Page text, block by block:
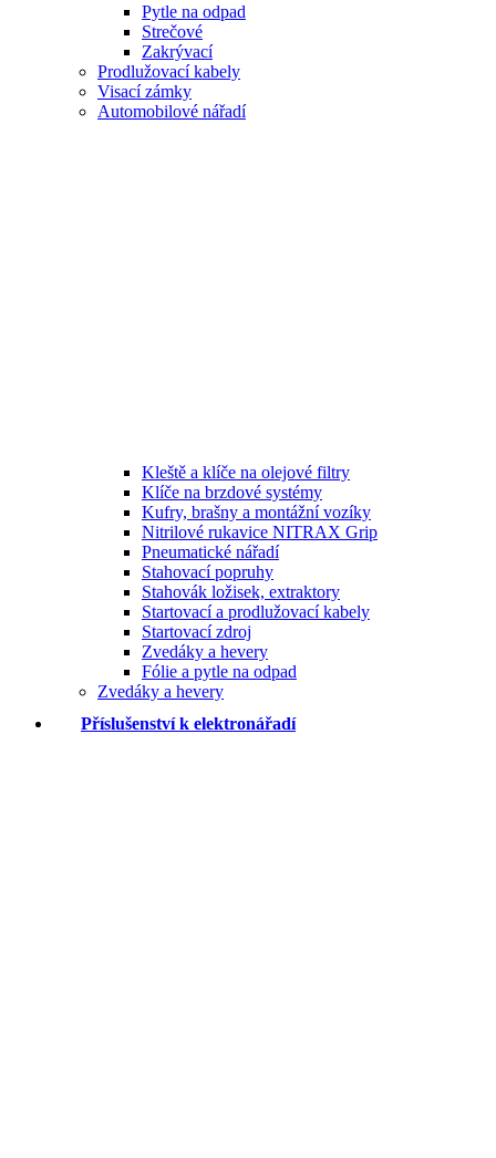
Pytle na odpad
Strečové
Zakrývací
Prodlužovací kabely
Visací zámky
Automobilové nářadí
Kleště a klíče na olejové filtry
Klíče na brzdové systémy
Kufry, brašny a montážní vozíky
Nitrilové rukavice NITRAX Grip
Pneumatické nářadí
Stahovací popruhy
Stahovák ložisek, extraktory
Startovací a prodlužovací kabely
Startovací zdroj
Zvedáky a hevery
Fólie a pytle na odpad
Zvedáky a hevery
Příslušenství k elektronářadí